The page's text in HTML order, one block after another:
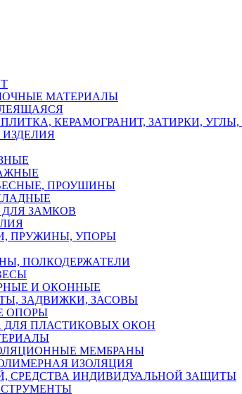
МАТЕРИАЛЫ
КЕРАМОГРАНИТ, ЗАТИРКИ,
ПРОУШИНЫ
ЗАМКОВ
ПРУЖИНЫ, УПОРЫ
ПОЛКОДЕРЖАТЕЛИ
И ОКОННЫЕ
ЗАДВИЖКИ, ЗАСОВЫ
ОПОРЫ
ДЛЯ ПЛАСТИКОВЫХ ОКОН
МЕМБРАНЫ
ИЗОЛЯЦИЯ
СРЕДСТВА ИНДИВИДУАЛЬНОЙ ЗАЩИТЫ